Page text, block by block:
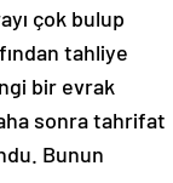
çok bulup
tahliye
bir evrak
sonra tahrifat
Bunun